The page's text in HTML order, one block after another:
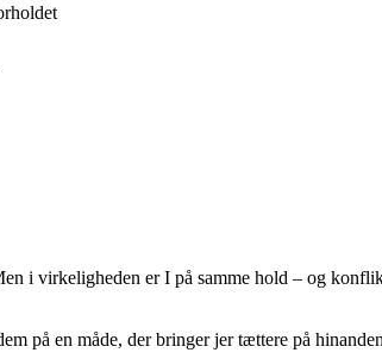
i virkeligheden er I på samme hold – og
på en måde, der bringer jer tættere på